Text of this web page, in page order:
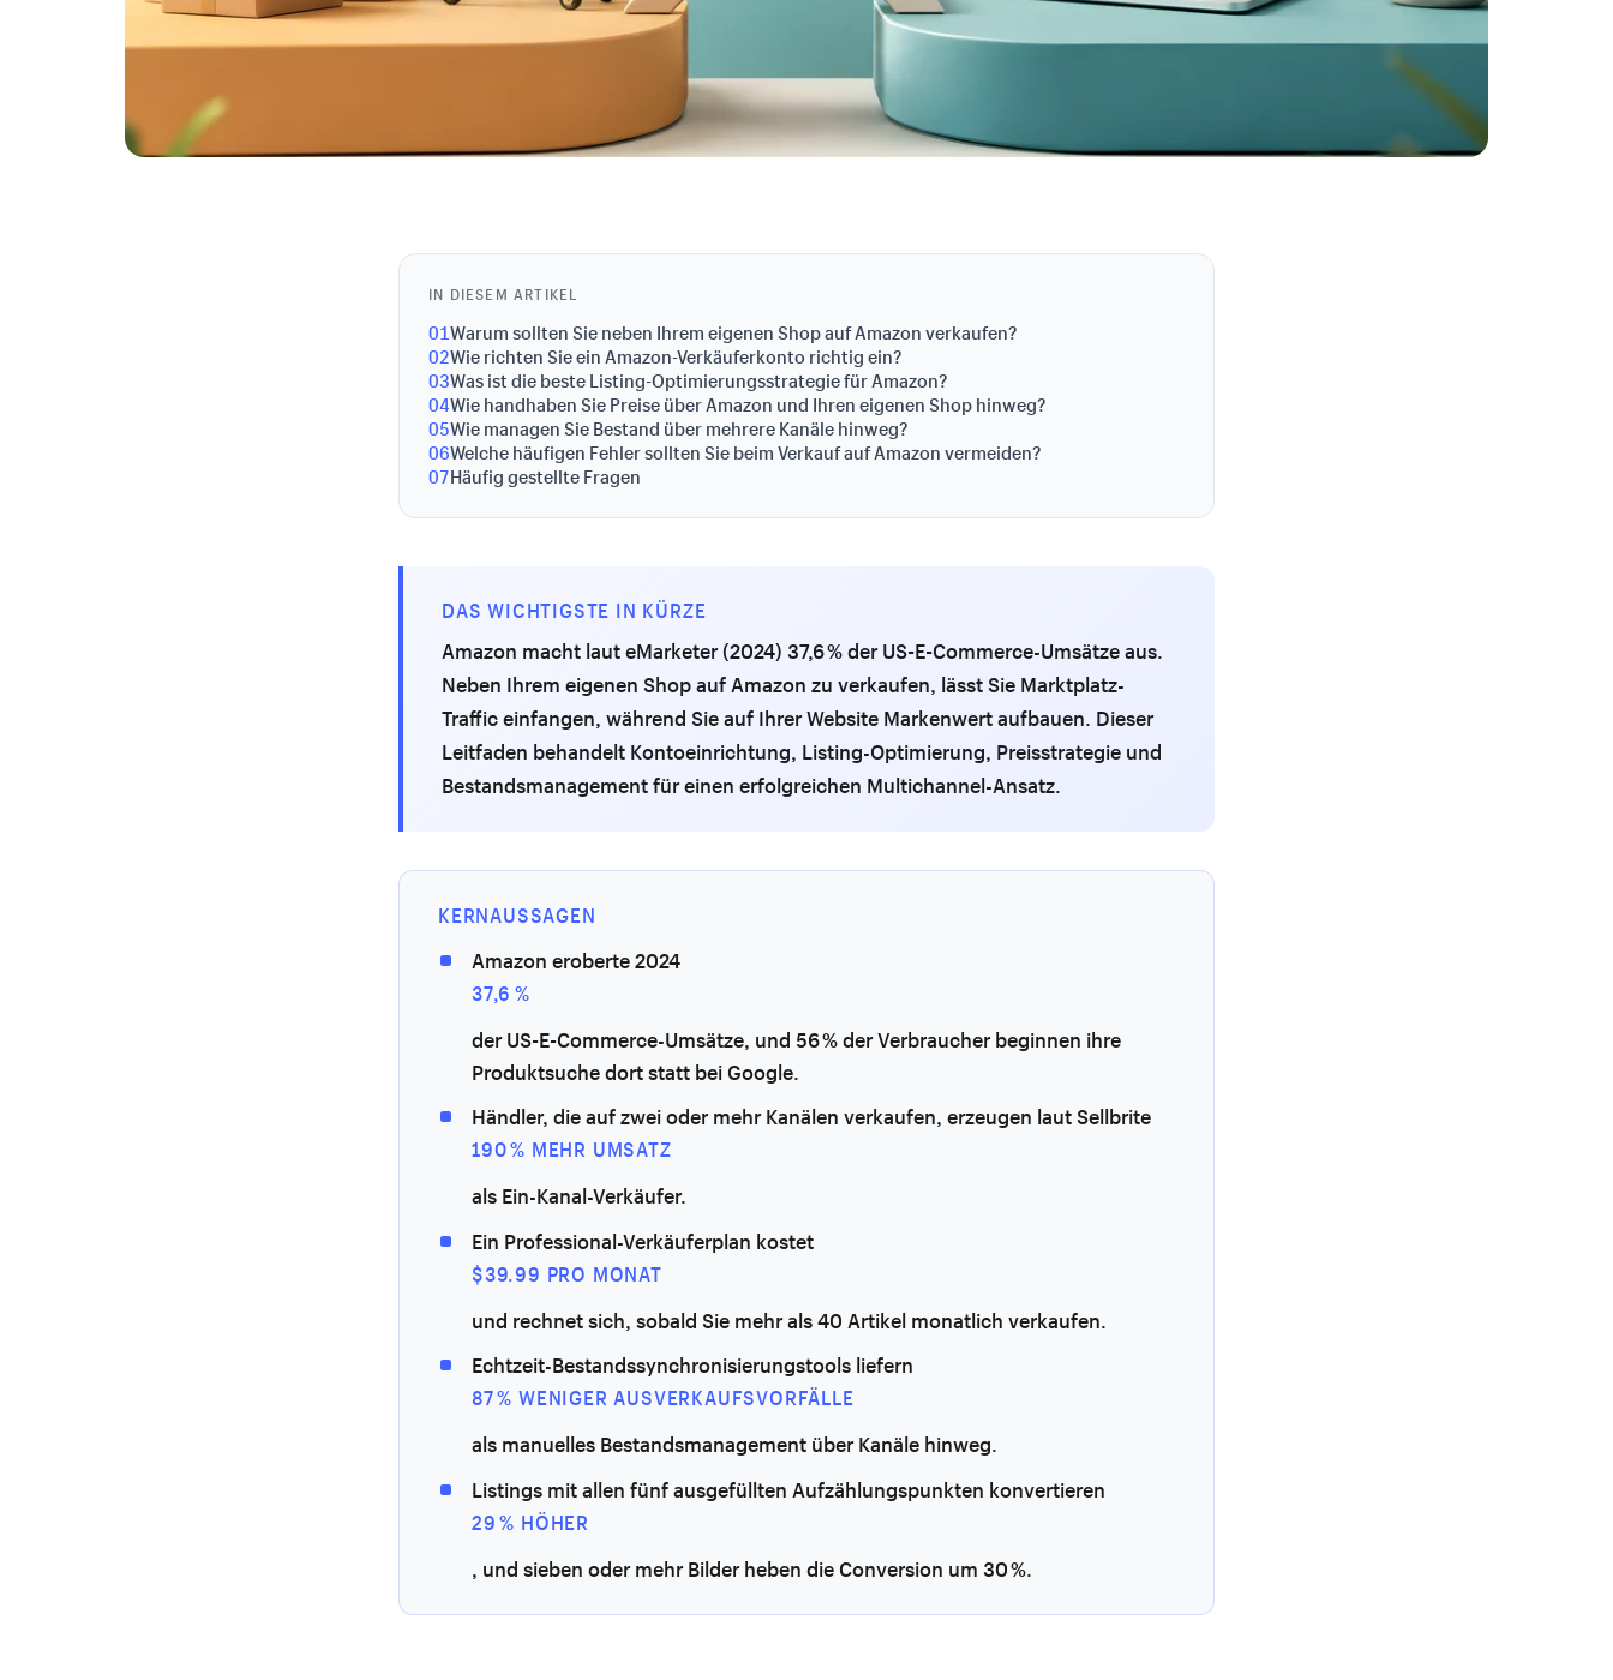
IN DIESEM ARTIKEL
01Warum sollten Sie neben Ihrem eigenen Shop auf Amazon verkaufen?
02Wie richten Sie ein Amazon-Verkäuferkonto richtig ein?
03Was ist die beste Listing-Optimierungsstrategie für Amazon?
04Wie handhaben Sie Preise über Amazon und Ihren eigenen Shop hinweg?
05Wie managen Sie Bestand über mehrere Kanäle hinweg?
06Welche häufigen Fehler sollten Sie beim Verkauf auf Amazon vermeiden?
07Häufig gestellte Fragen
DAS WICHTIGSTE IN KÜRZE
Amazon macht laut eMarketer (2024) 37,6 % der US-E-Commerce-Umsätze aus.
Neben Ihrem eigenen Shop auf Amazon zu verkaufen, lässt Sie Marktplatz-
Traffic einfangen, während Sie auf Ihrer Website Markenwert aufbauen. Dieser
Leitfaden behandelt Kontoeinrichtung, Listing-Optimierung, Preisstrategie und
Bestandsmanagement für einen erfolgreichen Multichannel-Ansatz.
KERNAUSSAGEN
Amazon eroberte 2024
37,6 %
der US-E-Commerce-Umsätze, und 56 % der Verbraucher beginnen ihre
Produktsuche dort statt bei Google.
Händler, die auf zwei oder mehr Kanälen verkaufen, erzeugen laut Sellbrite
190 % MEHR UMSATZ
als Ein-Kanal-Verkäufer.
Ein Professional-Verkäuferplan kostet
$39.99 PRO MONAT
und rechnet sich, sobald Sie mehr als 40 Artikel monatlich verkaufen.
Echtzeit-Bestandssynchronisierungstools liefern
87 % WENIGER AUSVERKAUFSVORFÄLLE
als manuelles Bestandsmanagement über Kanäle hinweg.
Listings mit allen fünf ausgefüllten Aufzählungspunkten konvertieren
29 % HÖHER
, und sieben oder mehr Bilder heben die Conversion um 30 %.